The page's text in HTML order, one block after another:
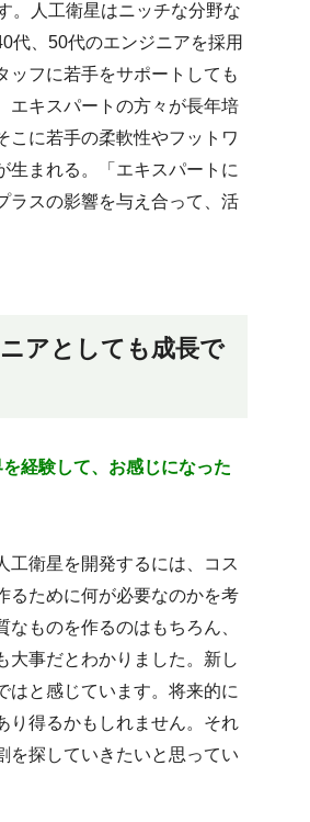
。人工衛星はニッチな分野な
代、50代のエンジニアを採用
ッフに若手をサポートしても
エキスパートの方々が長年培
こに若手の柔軟性やフットワ
生まれる。「エキスパートに
ラスの影響を与え合って、活
アとしても成長で
経験して、お感じになった
工衛星を開発するには、コス
るために何が必要なのかを考
ものを作るのはもちろん、
大事だとわかりました。新し
はと感じています。将来的に
り得るかもしれません。それ
を探していきたいと思ってい